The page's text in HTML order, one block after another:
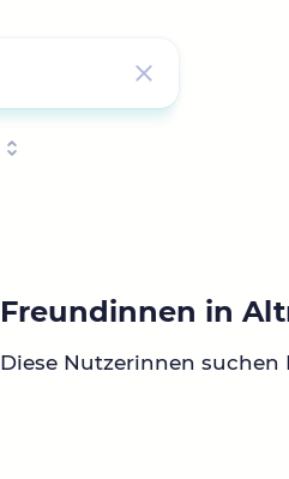
Freundinnen in
Diese Nutzerinnen